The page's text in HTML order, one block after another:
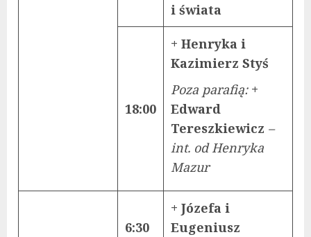
i świata
18:00
+ Henryka i
Kazimierz Styś
Poza parafią: +
Edward
Tereszkiewicz –
int. od Henryka
Mazur
6:30
+ Józefa i
Eugeniusz